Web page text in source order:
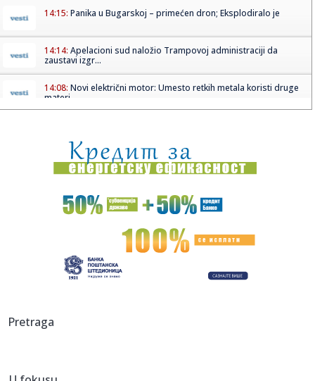
14:15: Panika u Bugarskoj – primećen dron; Eksplodiralo je
14:14: Apelacioni sud naložio Trampovoj administraciji da
zaustavi izgr...
14:08: Novi električni motor: Umesto retkih metala koristi druge
materi...
14:05:Колико дуго јаја могу бити ван ...
14:07:Drama u centru prestonice: Smart napravio karambol u
Francuskoj u...
Konstitutivna sjednica Skupštine Kosova odložena, Kurti
14:03:EK potvrdila da Srbija ispunjava standarde u kontroli
Pretraga